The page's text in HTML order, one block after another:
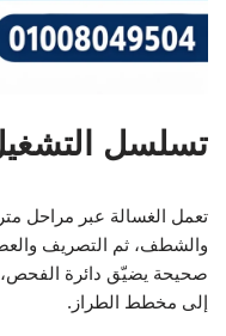
تسلسل
تعمل الغسالة عبر مراحل
والشطف، ثم التصريف
صحيحة يضيّق دائرة الفحص،
إلى مخطط الطراز.